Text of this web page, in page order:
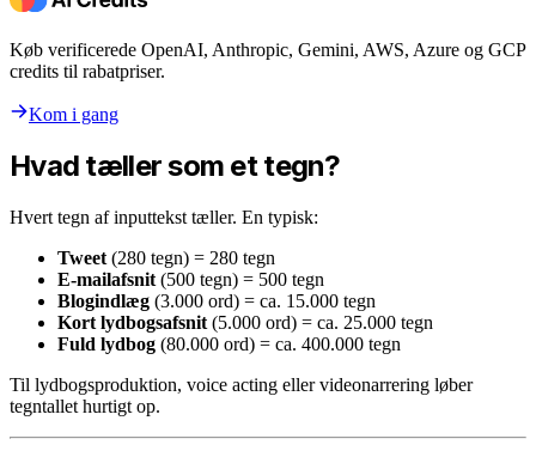
Køb verificerede OpenAI, Anthropic, Gemini, AWS, Azure og GCP
credits til rabatpriser.
Kom i gang
Hvad tæller som et tegn?
Hvert tegn af inputtekst tæller. En typisk:
Tweet (280 tegn) = 280 tegn
E-mailafsnit (500 tegn) = 500 tegn
Blogindlæg (3.000 ord) = ca. 15.000 tegn
Kort lydbogsafsnit (5.000 ord) = ca. 25.000 tegn
Fuld lydbog (80.000 ord) = ca. 400.000 tegn
Til lydbogsproduktion, voice acting eller videonarrering løber
tegntallet hurtigt op.